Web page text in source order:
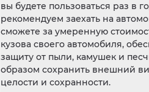
вы будете пользоваться раз в
рекомендуем заехать на
сможете за умеренную
кузова своего автомобиля,
защиту от пыли, камушек и
образом сохранить внешний
целости и сохранности.